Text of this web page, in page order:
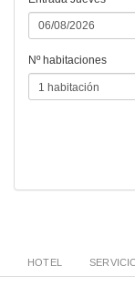
Nº habitaciones
HOTEL